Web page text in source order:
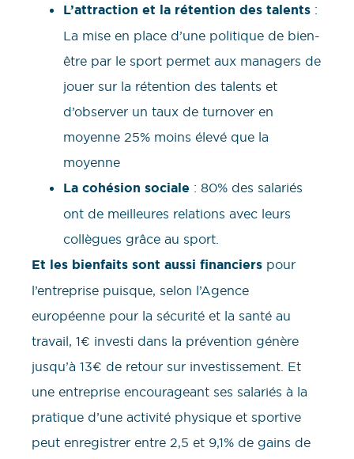
L’attraction et la rétention des talents :
La mise en place d’une politique de bien-
être par le sport permet aux managers de
jouer sur la rétention des talents et
d’observer un taux de turnover en
moyenne 25% moins élevé que la
moyenne
La cohésion sociale : 80% des salariés
ont de meilleures relations avec leurs
collègues grâce au sport.
Et les bienfaits sont aussi financiers pour
l’entreprise puisque, selon l’Agence
européenne pour la sécurité et la santé au
travail, 1€ investi dans la prévention génère
jusqu’à 13€ de retour sur investissement. Et
une entreprise encourageant ses salariés à la
pratique d’une activité physique et sportive
peut enregistrer entre 2,5 et 9,1% de gains de